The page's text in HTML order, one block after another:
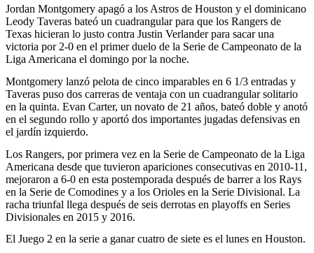
Jordan Montgomery apagó a los Astros de Houston y el dominicano
Leody Taveras bateó un cuadrangular para que los Rangers de
Texas hicieran lo justo contra Justin Verlander para sacar una
victoria por 2-0 en el primer duelo de la Serie de Campeonato de la
Liga Americana el domingo por la noche.
Montgomery lanzó pelota de cinco imparables en 6 1/3 entradas y
Taveras puso dos carreras de ventaja con un cuadrangular solitario
en la quinta. Evan Carter, un novato de 21 años, bateó doble y anotó
en el segundo rollo y aportó dos importantes jugadas defensivas en
el jardín izquierdo.
Los Rangers, por primera vez en la Serie de Campeonato de la Liga
Americana desde que tuvieron apariciones consecutivas en 2010-11,
mejoraron a 6-0 en esta postemporada después de barrer a los Rays
en la Serie de Comodines y a los Orioles en la Serie Divisional. La
racha triunfal llega después de seis derrotas en playoffs en Series
Divisionales en 2015 y 2016.
El Juego 2 en la serie a ganar cuatro de siete es el lunes en Houston.